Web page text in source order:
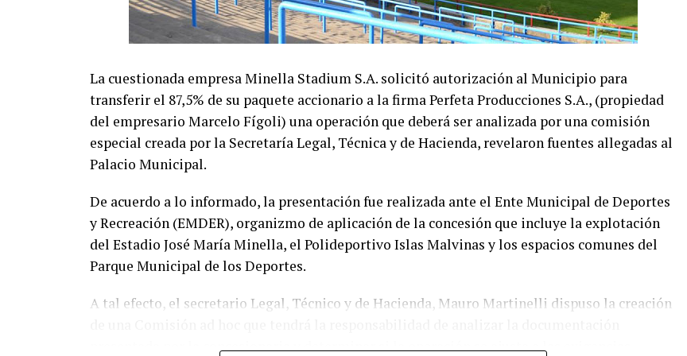
La cuestionada empresa Minella Stadium S.A. solicitó autorización al Municipio para
transferir el 87,5% de su paquete accionario a la firma Perfeta Producciones S.A., (propiedad
del empresario Marcelo Fígoli) una operación que deberá ser analizada por una comisión
especial creada por la Secretaría Legal, Técnica y de Hacienda, revelaron fuentes allegadas al
Palacio Municipal.
De acuerdo a lo informado, la presentación fue realizada ante el Ente Municipal de Deportes
y Recreación (EMDER), organizmo de aplicación de la concesión que incluye la explotación
del Estadio José María Minella, el Polideportivo Islas Malvinas y los espacios comunes del
Parque Municipal de los Deportes.
A tal efecto, el secretario Legal, Técnico y de Hacienda, Mauro Martinelli dispuso la creación
presentada por la concesionaria y determinar si la operación se ajusta a las exigencias